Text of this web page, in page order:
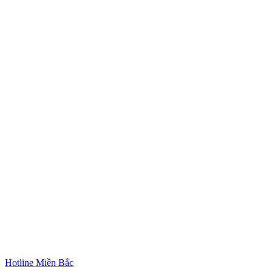
Hotline Miền Bắc